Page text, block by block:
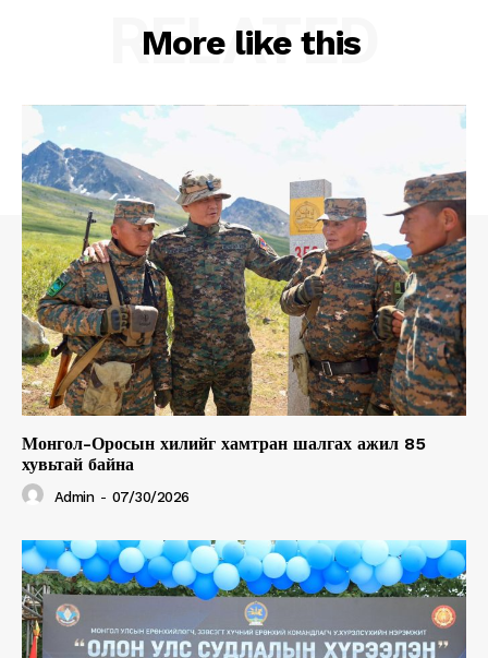
More like this
RELATED
Монгол-Оросын хилийг хамтран шалгах ажил 85
хувьтай байна
Admin - 07/30/2026